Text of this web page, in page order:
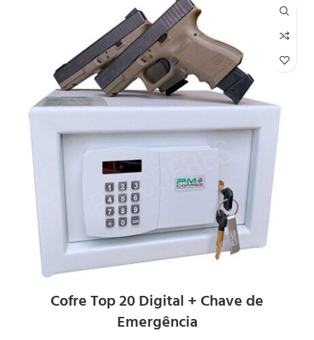
Cofre Top 20 Digital + Chave de
Emergência